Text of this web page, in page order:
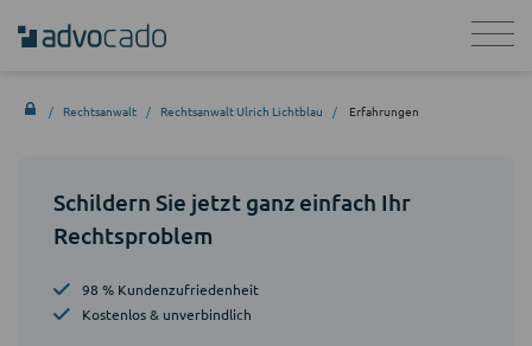
Rechtsanwalt Rechtsanwalt Ulrich Lichtblau Erfahrungen
Schildern Sie jetzt ganz einfach Ihr
Rechtsproblem
98 % Kundenzufriedenheit
Kostenlos & unverbindlich